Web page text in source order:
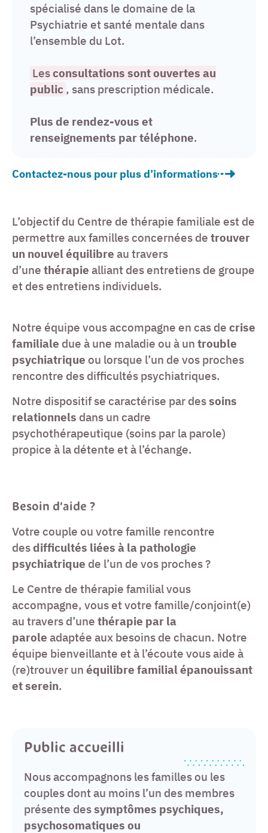
spécialisé dans le domaine de la
Psychiatrie et santé mentale dans
l’ensemble du Lot.
Lesconsultations sont ouvertes au
public , sans prescription médicale.
Plus de rendez-vous et
renseignements par téléphone.
Contactez-nous pour plus d’informations
L’objectif du Centre de thérapie familiale est de
permettre aux familles concernées de trouver
un nouvel équilibre au travers
d’une thérapie alliant des entretiens de groupe
et des entretiens individuels.
Notre équipe vous accompagne en cas de crise
familiale due à une maladie ou à un trouble
psychiatrique ou lorsque l’un de vos proches
rencontre des difficultés psychiatriques.
Notre dispositif se caractérise par dessoins
relationnels dans un cadre
psychothérapeutique (soins par la parole)
propice à la détente et à l’échange.
Besoin d’aide ?
Votre couple ou votre famille rencontre
desdifficultés liées à la pathologie
psychiatrique de l’un de vos proches ?
Le Centre de thérapie familial vous
accompagne, vous et votre famille/conjoint(e)
au travers d’une thérapie par la
parole adaptée aux besoins de chacun. Notre
équipe bienveillante et à l’écoute vous aide à
(re)trouver un équilibre familial épanouissant
et serein.
Public accueilli
Nous accompagnons les familles ou les
couples dont au moins l’un des membres
présente dessymptômes psychiques,
psychosomatiques ou